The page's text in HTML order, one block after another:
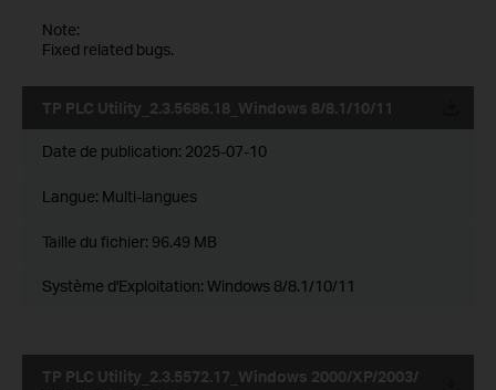
Note:
Fixed related bugs.
TP PLC Utility_2.3.5686.18_Windows 8/8.1/10/11
Date de publication: 2025-07-10
Langue: Multi-langues
Taille du fichier: 96.49 MB
Système d'Exploitation: Windows 8/8.1/10/11
TP PLC Utility_2.3.5572.17_Windows 2000/XP/2003/